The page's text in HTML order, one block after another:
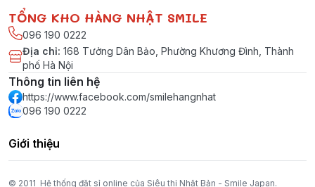
TỔNG KHO HÀNG NHẬT SMILE
096 190 0222
Địa chỉ: 168 Tưởng Dân Bảo, Phường Khương Đình, Thành
phố Hà Nội
Thông tin liên hệ
https://www.facebook.com/smilehangnhat
096 190 0222
Giới thiệu
© 2011 Hệ thống đặt sỉ online của Siêu thị Nhật Bản - Smile Japan.